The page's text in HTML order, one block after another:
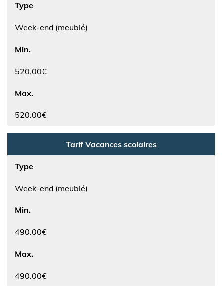
Type
Week-end (meublé)
Min.
520.00€
Max.
520.00€
Tarif Vacances scolaires
Type
Week-end (meublé)
Min.
490.00€
Max.
490.00€